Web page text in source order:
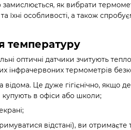
замислюється, як вибрати
особливості, а також
температуру
оптичні датчики зчитують
термометрів
відома. Це дуже гігієнічно, якщо
купують в офіси або школи;
відстані), ви отримаєте